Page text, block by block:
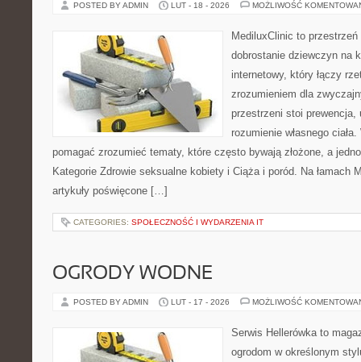
POSTED BY ADMIN LUT - 18 - 2026 MOŻLIWOŚĆ
MediluxClinic to
dobrostanie dziewczyn na
internetowy, który łączy
zrozumieniem dla
przestrzeni stoi prewencja,
rozumienie własnego
pomagać zrozumieć tematy, które często bywają złożone, a
Kategorie Zdrowie seksualne kobiety i Ciąża i poród. Na łamach
artykuły poświęcone […]
CATEGORIES: SPOŁECZNOŚĆ I WYDARZENIA IT
OGRODY WODNE
POSTED BY ADMIN LUT - 17 - 2026 MOŻLIWOŚĆ
Serwis Hellerówka to
ogrodom w określonym